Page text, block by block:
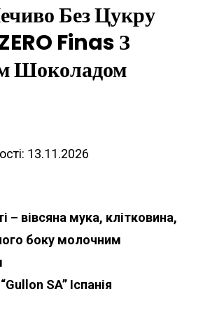
Без Цукру
Finas З
Шоколадом
13.11.2026
– вівсяна мука, клітковина,
боку молочним
SA” Іспанія